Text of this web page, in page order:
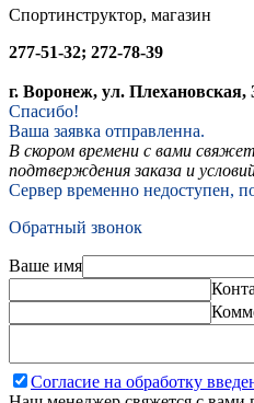
Спортинструктор, магазин
277-51-32; 272-78-39
г. Воронеж, ул. Плехановская,
Спасибо!
Ваша заявка отправленна.
В скором времени с вами
подтверждения заказа и
Сервер временно недоступен,
Обратный звонок
Ваше имя
Согласие на обработку